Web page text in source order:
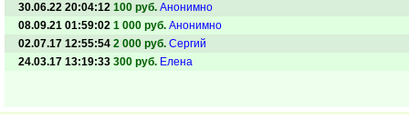
30.06.22 20:04:12 100 руб. Анонимно
08.09.21 01:59:02 1 000 руб. Анонимно
02.07.17 12:55:54 2 000 руб. Сергий
24.03.17 13:19:33 300 руб. Елена